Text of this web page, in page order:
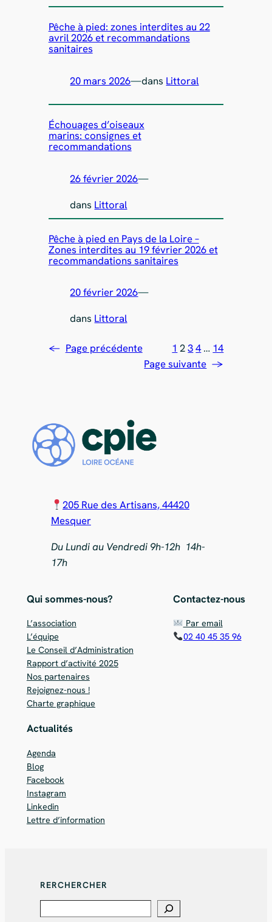
Pêche à pied: zones interdites au 22
avril 2026 et recommandations
sanitaires
20 mars 2026—dans Littoral
Échouages d’oiseaux
marins: consignes et
recommandations
26 février 2026—
dans Littoral
Pêche à pied en Pays de la Loire –
Zones interdites au 19 février 2026 et
recommandations sanitaires
20 février 2026—
dans Littoral
← Page précédente 1 234 … 14
Page suivante →
205 Rue des Artisans, 44420
Mesquer
Du Lundi au Vendredi 9h-12h 14h-
17h
Qui sommes-nous?
L’association
L’équipe
Le Conseil d’Administration
Rapport d’activité 2025
Nos partenaires
Rejoignez-nous !
Charte graphique
Contactez-nous
Par email
02 40 45 35 96
Actualités
Agenda
Blog
Facebook
Instagram
Linkedin
Lettre d’information
RERCHERCHER